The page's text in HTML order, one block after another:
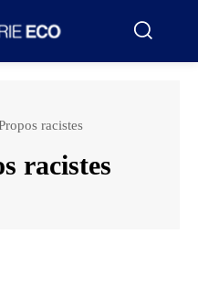
racistes
racistes